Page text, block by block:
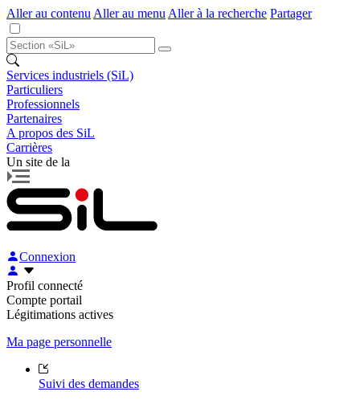
Aller au contenu Aller au menu Aller à la recherche Partager
Services industriels (SiL)
Particuliers
Professionnels
Partenaires
A propos des SiL
Carrières
Un site de la
Connexion
Profil connecté
Compte portail
Légitimations actives
Ma page personnelle
Suivi des demandes